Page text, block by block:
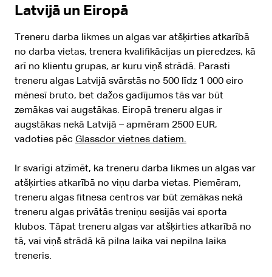
Latvijā un Eiropā
Treneru darba likmes un algas var atšķirties atkarībā
no darba vietas, trenera kvalifikācijas un pieredzes, kā
arī no klientu grupas, ar kuru viņš strādā. Parasti
treneru algas Latvijā svārstās no 500 līdz 1 000 eiro
mēnesī bruto, bet dažos gadījumos tās var būt
zemākas vai augstākas. Eiropā treneru algas ir
augstākas nekā Latvijā – apmēram 2500 EUR,
vadoties pēc Glassdor vietnes datiem.
Ir svarīgi atzīmēt, ka treneru darba likmes un algas var
atšķirties atkarībā no viņu darba vietas. Piemēram,
treneru algas fitnesa centros var būt zemākas nekā
treneru algas privātās treniņu sesijās vai sporta
klubos. Tāpat treneru algas var atšķirties atkarībā no
tā, vai viņš strādā kā pilna laika vai nepilna laika
treneris.